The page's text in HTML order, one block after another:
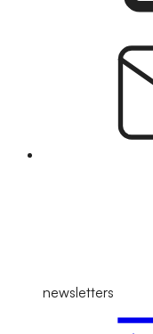
newsletters